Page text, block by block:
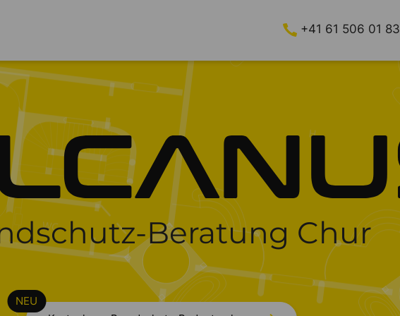
+41 61 506 01 83
Beratung Chur